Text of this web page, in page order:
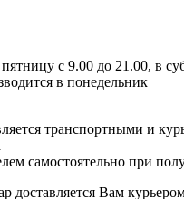
с 9.00 до 21.00, в
в понедельник
транспортными и
самостоятельно при
доставляется Вам